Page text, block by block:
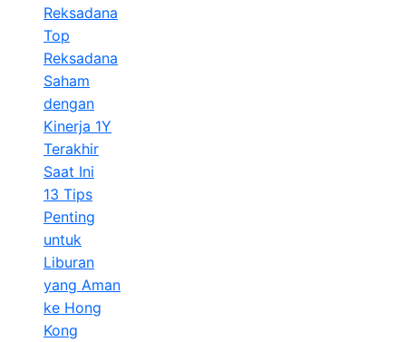
Reksadana
Top
Reksadana
Saham
dengan
Kinerja 1Y
Terakhir
Saat Ini
13 Tips
Penting
untuk
Liburan
yang Aman
ke Hong
Kong